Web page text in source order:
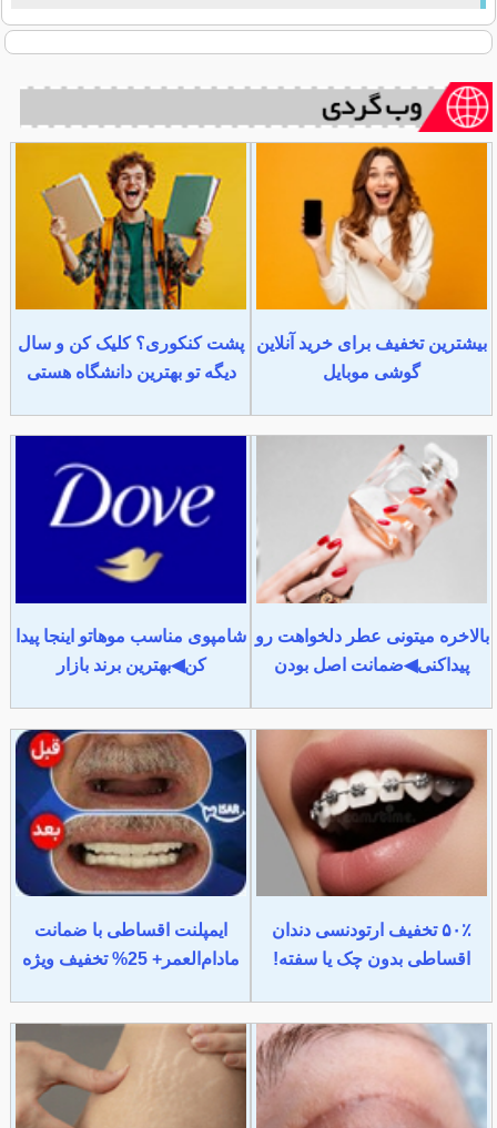
بیشترین تخفیف برای خرید آنلاین
گوشی موبایل
پشت کنکوری؟ کلیک کن و سال
دیگه تو بهترین دانشگاه هستی
بالاخره میتونی عطر دلخواهت رو
پیداکنی◀ضمانت اصل بودن
شامپوی مناسب موهاتو اینجا پیدا
کن◀بهترین برند بازار
۵۰٪ تخفیف ارتودنسی دندان
اقساطی بدون چک یا سفته!
ایمپلنت اقساطی با ضمانت
مادام‌العمر+ 25% تخفیف ویژه